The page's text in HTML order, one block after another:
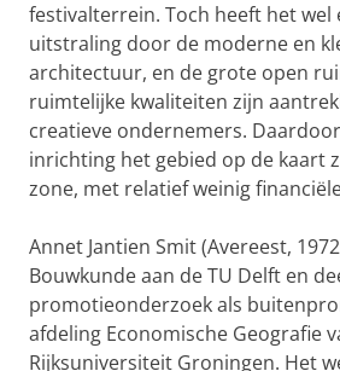
festivalterrein. Toch heeft het wel
uitstraling door de moderne en
architectuur, en de grote open
ruimtelijke kwaliteiten zijn
creatieve ondernemers.
inrichting het gebied op de kaart
zone, met relatief weinig
Annet Jantien Smit (Avereest,
Bouwkunde aan de TU Delft en
promotieonderzoek als
afdeling Economische Geografie
Rijksuniversiteit Groningen. Het